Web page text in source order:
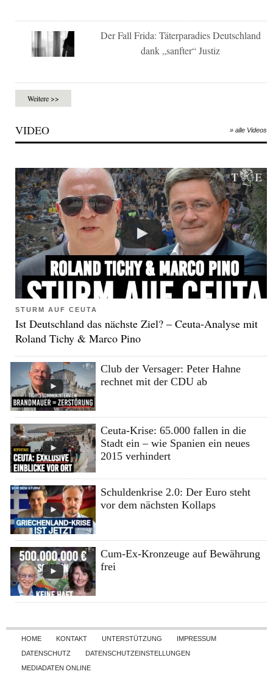
Der Fall Frida: Täterparadies Deutschland
dank „sanfter“ Justiz
Weitere >>
VIDEO » alle Videos
STURM AUF CEUTA
Ist Deutschland das nächste Ziel? – Ceuta-Analyse mit
Roland Tichy & Marco Pino
Club der Versager: Peter Hahne
rechnet mit der CDU ab
Ceuta-Krise: 65.000 fallen in die
Stadt ein – wie Spanien ein neues
2015 verhindert
Schuldenkrise 2.0: Der Euro steht
vor dem nächsten Kollaps
Cum-Ex-Kronzeuge auf Bewährung
frei
Skip to content
HOME KONTAKT UNTERSTÜTZUNG
IMPRESSUM
DATENSCHUTZ
DATENSCHUTZEINSTELLUNGEN
MEDIADATEN ONLINE